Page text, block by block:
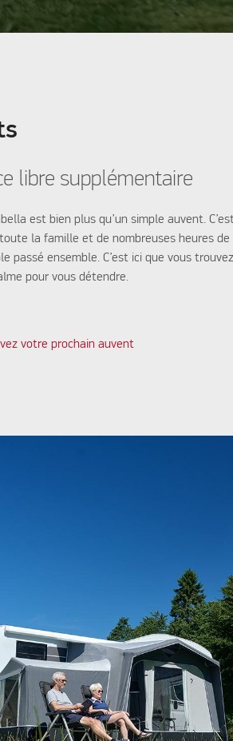
libre supplémentaire
est bien plus qu’un simple auvent.
la famille et de nombreuses heures de
passé ensemble. C’est ici que vous
pour vous détendre.
votre prochain auvent